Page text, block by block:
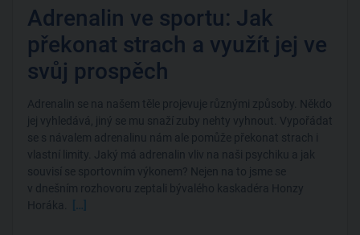
Adrenalin ve sportu: Jak
překonat strach a využít jej ve
svůj prospěch
Adrenalin se na našem těle projevuje různými způsoby. Někdo
jej vyhledává, jiný se mu snaží zuby nehty vyhnout. Vypořádat
se s návalem adrenalinu nám ale pomůže překonat strach i
vlastní limity. Jaký má adrenalin vliv na naši psychiku a jak
souvisí se sportovním výkonem? Nejen na to jsme se
v dnešním rozhovoru zeptali bývalého kaskadéra Honzy
Horáka.
[…]